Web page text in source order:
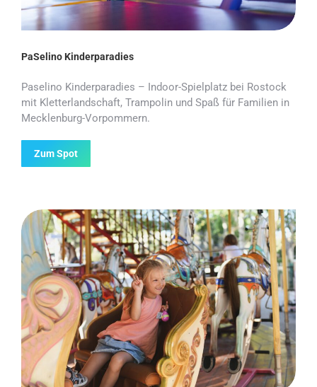
PaSelino Kinderparadies
Paselino Kinderparadies – Indoor-Spielplatz bei Rostock
mit Kletterlandschaft, Trampolin und Spaß für Familien in
Mecklenburg-Vorpommern.
Zum Spot